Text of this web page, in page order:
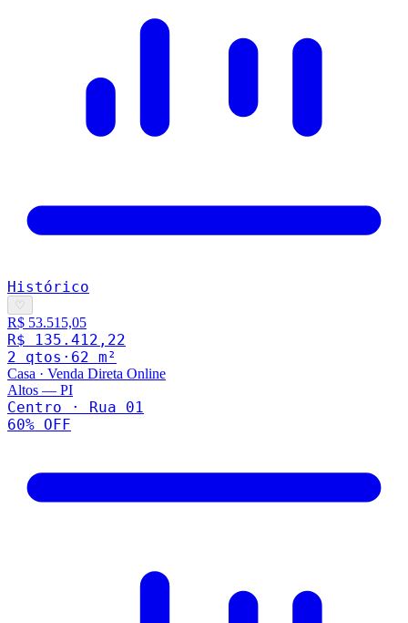
Histórico
♡
R$ 53.515,05
R$ 135.412,22
2 qtos · 62 m²
Casa · Venda Direta Online
Altos — PI
Centro · Rua 01
60% OFF